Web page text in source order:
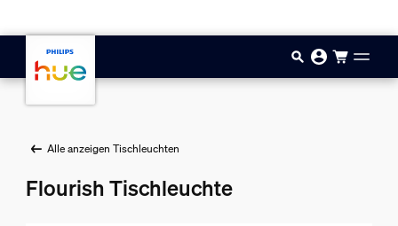
Alle anzeigen Tischleuchten
Flourish Tischleuchte